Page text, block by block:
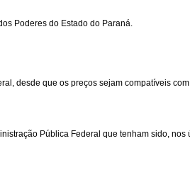
Poderes do Estado do Paraná.
desde que os preços sejam compatíveis
Pública Federal que tenham sido,